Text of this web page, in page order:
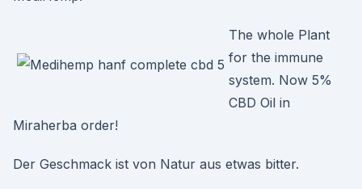
The whole Plant
for the immune
system. Now 5%
CBD Oil in
Miraherba order!
Der Geschmack ist von Natur aus etwas bitter.